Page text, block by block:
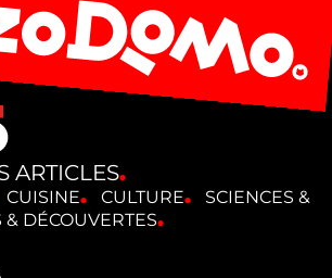
ARTICLES
CUISINE CULTURE
SCIENCES &
& DÉCOUVERTES